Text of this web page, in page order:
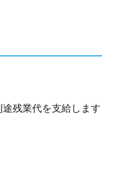
残業代を支給します